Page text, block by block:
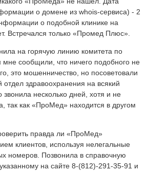
о домене из whois-сервиса) - 2
о подобной клинике на
Встречался только «Промед Плюс».
на горячую линию комитета по
сообщили, что ничего подобного не
это мошенничество, но посоветовали
отдел здравоохранения на всякий
звонила несколько дней, хотя и не
так как «ПроМед» находится в другом
правда ли «ПроМед»
клиентов, используя нелегальные
номеров. Позвонила в справочную
на сайте 8-(812)-291-35-91 и